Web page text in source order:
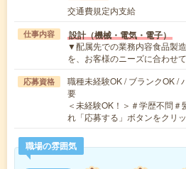
交通費規定内支給
仕事内容 設計（機械・電気・電子）
▼配属先での業務内容食品製
を、お客様のニーズに合わせ
応募資格
職種未経験OK / ブランクOK /
要
＜未経験OK！＞＃学歴不問
れ「応募する」ボタンをクリ
職場の雰囲気